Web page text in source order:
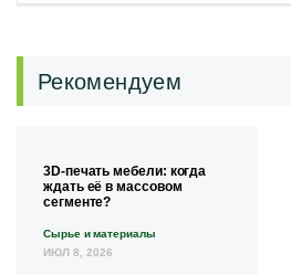
Рекомендуем
3D-печать мебели: когда
ждать её в массовом
сегменте?
Сырье и материалы
ИЮЛ 8, 2026